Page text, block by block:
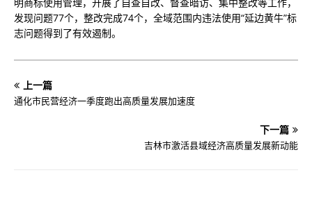
发现问题77个，整改完成74个，全域范围内违法使用“延边黄牛”标
志问题得到了有效遏制。
上一篇
通化市民营经济一季度跑出高质量发展加速度
下一篇
吉林市激活县域经济高质量发展新动能